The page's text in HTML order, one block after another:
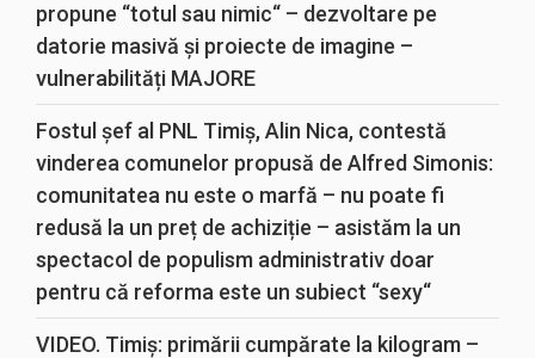
propune “totul sau nimic“ – dezvoltare pe
datorie masivă și proiecte de imagine –
vulnerabilități MAJORE
Fostul șef al PNL Timiș, Alin Nica, contestă
vinderea comunelor propusă de Alfred Simonis:
comunitatea nu este o marfă – nu poate fi
redusă la un preț de achiziție – asistăm la un
spectacol de populism administrativ doar
pentru că reforma este un subiect “sexy“
VIDEO. Timiș: primării cumpărate la kilogram –